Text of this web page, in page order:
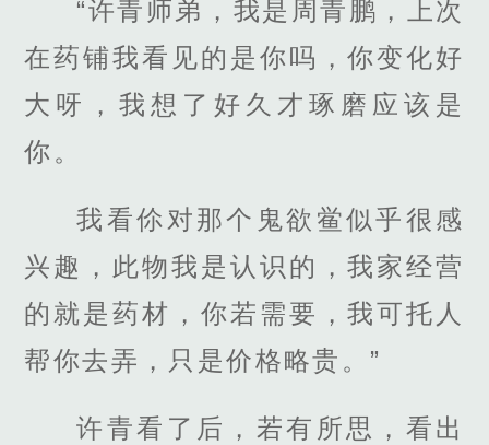
“许青师弟，我是周青鹏，上次
在药铺我看见的是你吗，你变化好
大呀，我想了好久才琢磨应该是
你。
我看伱对那个鬼欲鲎似乎很感
兴趣，此物我是认识的，我家经营
的就是药材，你若需要，我可托人
帮你去弄，只是价格略贵。”
许青看了后，若有所思，看出